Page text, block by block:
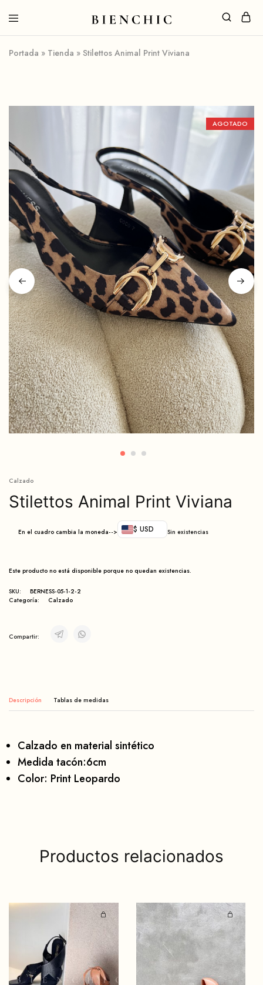
Portada » Tienda » Stilettos Animal Print Viviana
AGOTADO
Calzado
Stilettos Animal Print Viviana
En el cuadro cambia la moneda--> $ USD Sin existencias
Este producto no está disponible porque no quedan existencias.
SKU:
BERNESS-05-1-2-2
Categoría:
Calzado
Compartir:
Descripción
Calzado en material sintético
Medida tacón:6cm
Color: Print Leopardo
Productos relacionados